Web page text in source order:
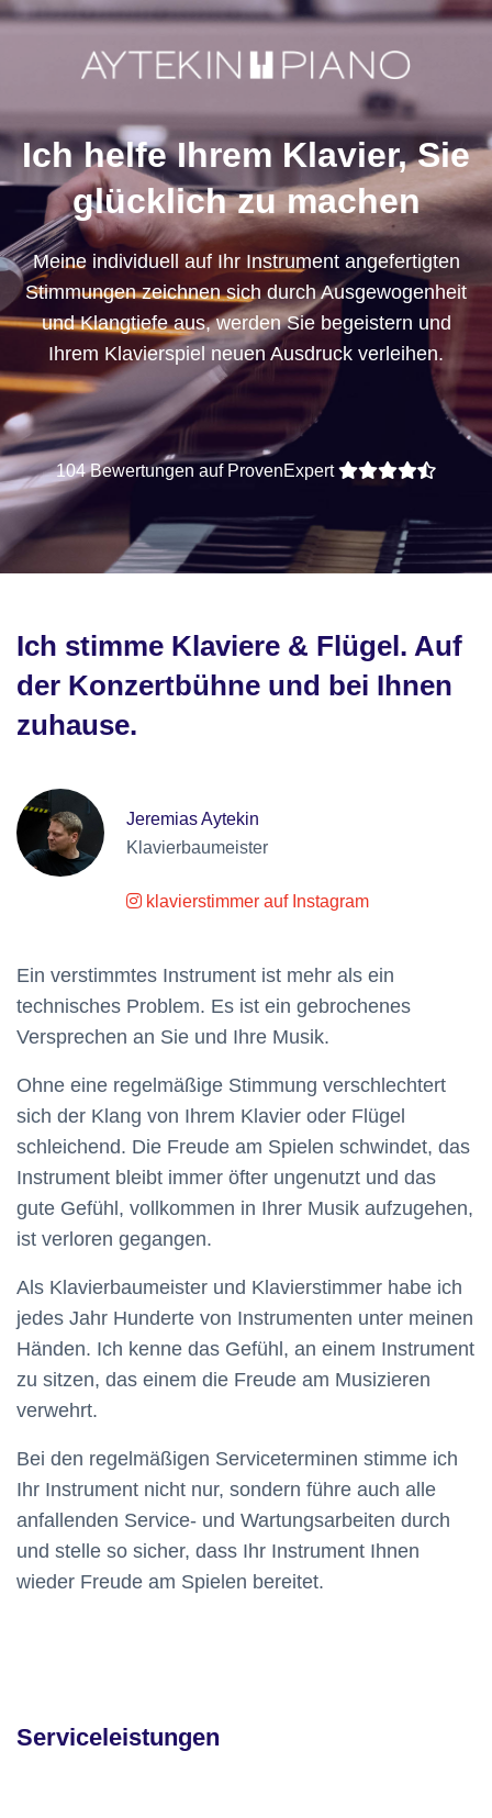
Ich helfe Ihrem Klavier, Sie
glücklich zu machen
Meine individuell auf Ihr Instrument angefertigten
Stimmungen zeichnen sich durch Ausgewogenheit
und Klangtiefe aus, werden Sie begeistern und
Ihrem Klavierspiel neuen Ausdruck verleihen.
104Bewertungen auf ProvenExpert
Ich stimme Klaviere & Flügel. Auf
der Konzertbühne und bei Ihnen
zuhause.
Jeremias Aytekin
Klavierbaumeister
klavierstimmer auf Instagram
Ein verstimmtes Instrument ist mehr als ein
technisches Problem. Es ist ein gebrochenes
Versprechen an Sie und Ihre Musik.
Ohne eine regelmäßige Stimmung verschlechtert
sich der Klang von Ihrem Klavier oder Flügel
schleichend. Die Freude am Spielen schwindet, das
Instrument bleibt immer öfter ungenutzt und das
gute Gefühl, vollkommen in Ihrer Musik aufzugehen,
ist verloren gegangen.
Als Klavierbaumeister und Klavierstimmer habe ich
jedes Jahr Hunderte von Instrumenten unter meinen
Händen. Ich kenne das Gefühl, an einem Instrument
zu sitzen, das einem die Freude am Musizieren
verwehrt.
Bei den regelmäßigen Serviceterminen stimme ich
Ihr Instrument nicht nur, sondern führe auch alle
anfallenden Service- und Wartungsarbeiten durch
und stelle so sicher, dass Ihr Instrument Ihnen
wieder Freude am Spielen bereitet.
Serviceleistungen